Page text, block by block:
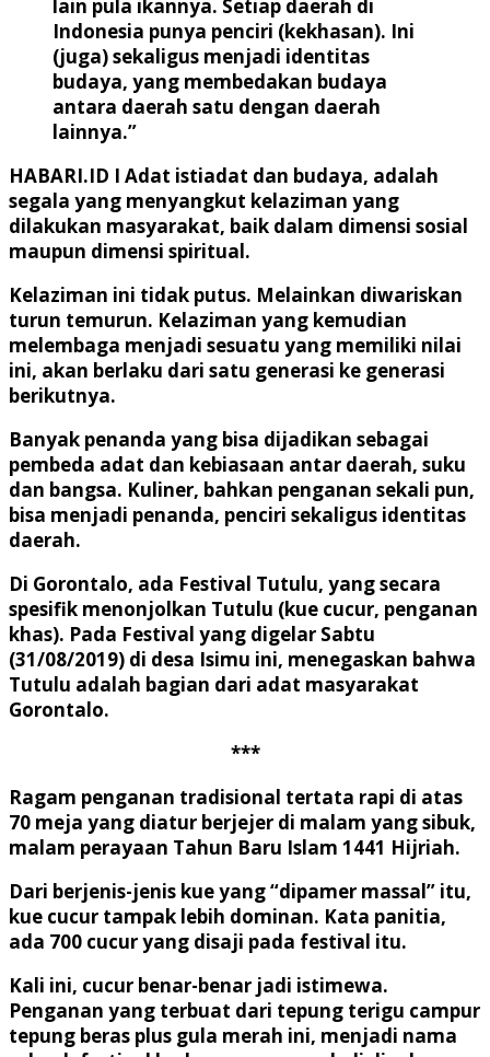
lain pula ikannya. Setiap daerah di
Indonesia punya penciri (kekhasan). Ini
(juga) sekaligus menjadi identitas
budaya, yang membedakan budaya
antara daerah satu dengan daerah
lainnya.”
HABARI.ID I Adat istiadat dan budaya, adalah
segala yang menyangkut kelaziman yang
dilakukan masyarakat, baik dalam dimensi sosial
maupun dimensi spiritual.
Kelaziman ini tidak putus. Melainkan diwariskan
turun temurun. Kelaziman yang kemudian
melembaga menjadi sesuatu yang memiliki nilai
ini, akan berlaku dari satu generasi ke generasi
berikutnya.
Banyak penanda yang bisa dijadikan sebagai
pembeda adat dan kebiasaan antar daerah, suku
dan bangsa. Kuliner, bahkan penganan sekali pun,
bisa menjadi penanda, penciri sekaligus identitas
daerah.
Di Gorontalo, ada Festival Tutulu, yang secara
spesifik menonjolkan Tutulu (kue cucur, penganan
khas). Pada Festival yang digelar Sabtu
(31/08/2019) di desa Isimu ini, menegaskan bahwa
Tutulu adalah bagian dari adat masyarakat
Gorontalo.
***
Ragam penganan tradisional tertata rapi di atas
70 meja yang diatur berjejer di malam yang sibuk,
malam perayaan Tahun Baru Islam 1441 Hijriah.
Dari berjenis-jenis kue yang “dipamer massal” itu,
kue cucur tampak lebih dominan. Kata panitia,
ada 700 cucur yang disaji pada festival itu.
Kali ini, cucur benar-benar jadi istimewa.
Penganan yang terbuat dari tepung terigu campur
tepung beras plus gula merah ini, menjadi nama